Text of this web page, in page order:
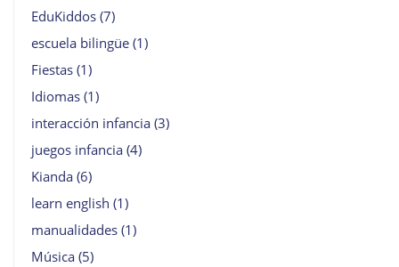
EduKiddos (7)
escuela bilingüe (1)
Fiestas (1)
Idiomas (1)
interacción infancia (3)
juegos infancia (4)
Kianda (6)
learn english (1)
manualidades (1)
Música (5)